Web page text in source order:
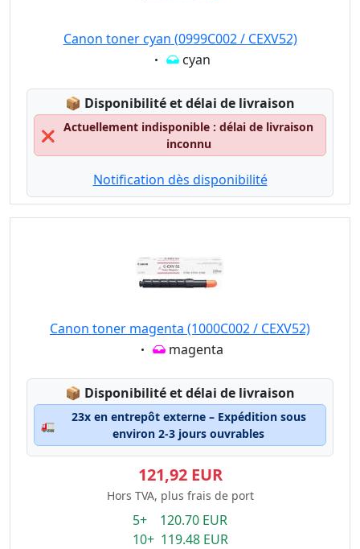
Canon toner cyan (0999C002 / CEXV52)
Eigenschaft:
cyan
📦 Lagerstatus:
Disponibilité et délai de livraison
❌
Actuellement indisponible : délai de livraison
inconnu
Notification dès disponibilité
Canon toner magenta (1000C002 / CEXV52)
Eigenschaft:
magenta
📦 Lagerstatus:
Disponibilité et délai de livraison
🚛
23x en entrepôt externe – Expédition sous
environ 2-3 jours ouvrables
121,92 EUR
Hors TVA, plus frais de port
5+ 120.70 EUR
10+ 119.48 EUR